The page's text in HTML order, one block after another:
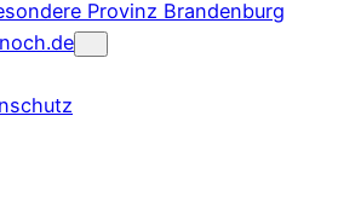
Provinz Brandenburg